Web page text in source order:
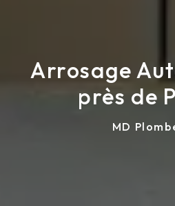
Arrosage
près de
MD